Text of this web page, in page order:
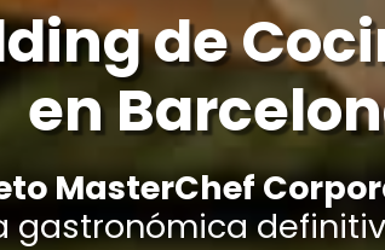
de
en
MasterChef
gastronómica